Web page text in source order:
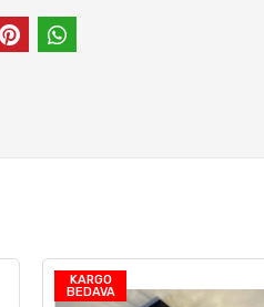
KARGO
BEDAVA